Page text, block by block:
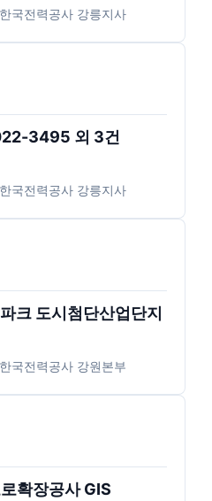
한국전력공사 강릉지사
3495 외 3건
한국전력공사 강릉지사
크 도시첨단산업단지
한국전력공사 강원본부
확장공사 GIS